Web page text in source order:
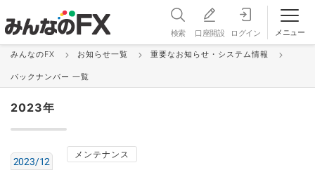
検索 口座開設 ログイン メニュー
バックナンバー 一覧
みんなのFX お知らせ一覧 重要なお知らせ・システム情報
バックナンバー 一覧
2023年
2023/12
メンテナンス